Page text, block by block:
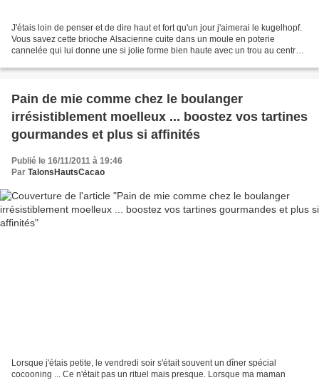
J'étais loin de penser et de dire haut et fort qu'un jour j'aimerai le kugelhopf.
Vous savez cette brioche Alsacienne cuite dans un moule en poterie
cannelée qui lui donne une si jolie forme bien haute avec un trou au centre,
Pain de mie comme chez le boulanger
irrésistiblement moelleux ... boostez vos tartines
gourmandes et plus si affinités
Publié le 16/11/2011 à 19:46
Par TalonsHautsCacao
Lorsque j'étais petite, le vendredi soir s'était souvent un dîner spécial
cocooning ... Ce n'était pas un rituel mais presque. Lorsque ma maman